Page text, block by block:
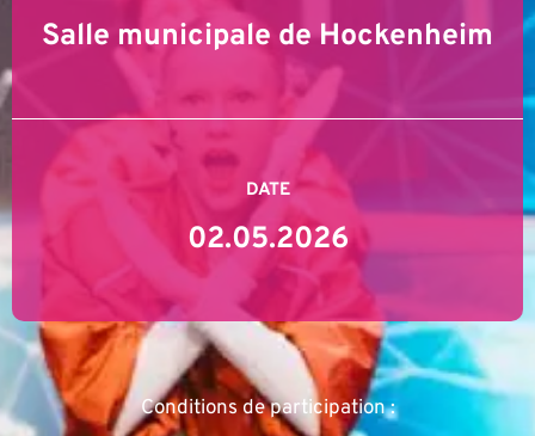
Salle municipale de Hockenheim
DATE
02.05.2026
Conditions de participation :